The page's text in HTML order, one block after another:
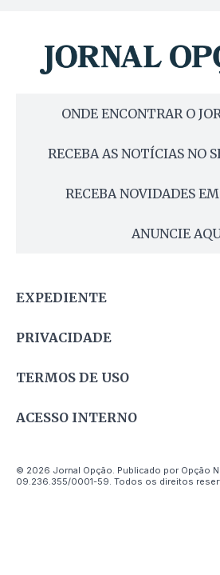
ONDE ENCONTRAR O
RECEBA AS NOTÍCIAS NO
RECEBA NOVIDADES
ANUNCIE
EXPEDIENTE
PRIVACIDADE
TERMOS DE USO
ACESSO INTERNO
© 2026 Jornal Opção. Publicado por Opção
09.236.355/0001-59. Todos os direitos